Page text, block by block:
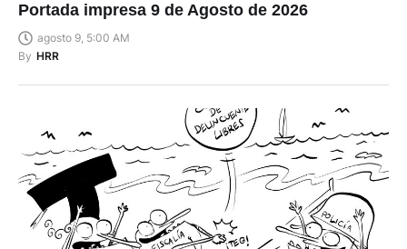
Portada impresa 9 de Agosto de 2026
agosto 9, 5:00 AM
By HRR